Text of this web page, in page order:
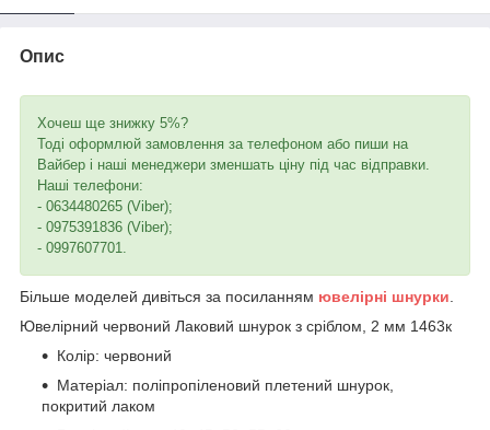
Опис
Хочеш ще знижку 5%?
Тоді оформлюй замовлення за телефоном або пиши на
Вайбер і наші менеджери зменшать ціну під час відправки.
Наші телефони:
- 0634480265 (Viber);
- 0975391836 (Viber);
- 0997607701.
Більше моделей дивіться за посиланням ювелірні шнурки
Ювелірний червоний Лаковий шнурок з сріблом, 2 мм 1463к
Колір: червоний
Матеріал: поліпропіленовий плетений шнурок,
покритий лаком